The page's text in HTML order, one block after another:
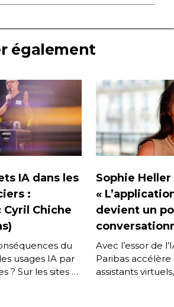
également
IA dans les
:
Chiche
du
usages IA par
? Sur les sites et
Sophie Heller
«
devient un
Avec l’essor de
Paribas accélère
assistants